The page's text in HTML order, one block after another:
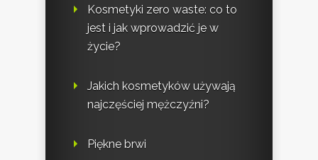
Kosmetyki zero waste: co to
jest i jak wprowadzić je w
życie?
Jakich kosmetyków używają
najczęściej mężczyźni?
Piękne brwi